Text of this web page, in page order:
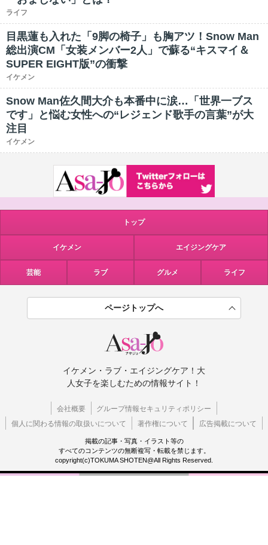
ライフ
目黒蓮も入れた「9脚の椅子」も胸アツ！Snow Man
総出演CM「女装メンバー2人」で蘇る“キスマイ＆
SUPER EIGHT版”の衝撃
イケメン
Snow Man佐久間大介も本番中に涙…「世界一ブス
です」と悩む女性への“レジェンド歌手の言葉”が大
注目
イケメン
トップ
イケメン エイジングケア
芸能 ラブ グルメ ライフ
ページトップへ
イケメン・ラブ・エイジングケア！大
人女子を楽しむための情報サイト！
会社概要
グループ情報セキュリティポリシー
個人に関わる情報の取扱いについて
著作権について 広告掲載について
掲載の記事・写真・イラスト等の
すべてのコンテンツの無断複写・転載を禁じます。
copyright(c)TOKUMA SHOTEN@All Rights Reserved.